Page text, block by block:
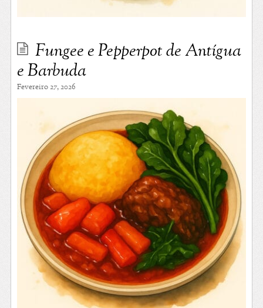
Fungee e Pepperpot de Antígua
e Barbuda
Fevereiro 27, 2026